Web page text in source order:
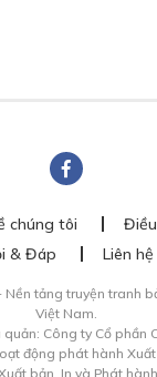
chúng tôi
& Đáp
Liên hệ
tảng truyện tranh
Việt Nam.
quản: Công ty Cổ phần
động phát hành
bản, In và Phát